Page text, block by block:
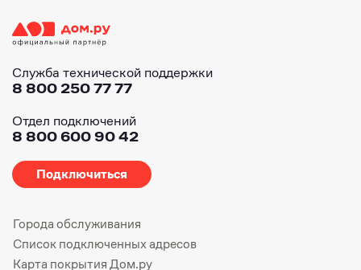
Служба технической поддержки
8 800 250 77 77
Отдел подключений
8 800 600 90 42
Подключиться
Города обслуживания
Список подключенных адресов
Карта покрытия Дом.ру